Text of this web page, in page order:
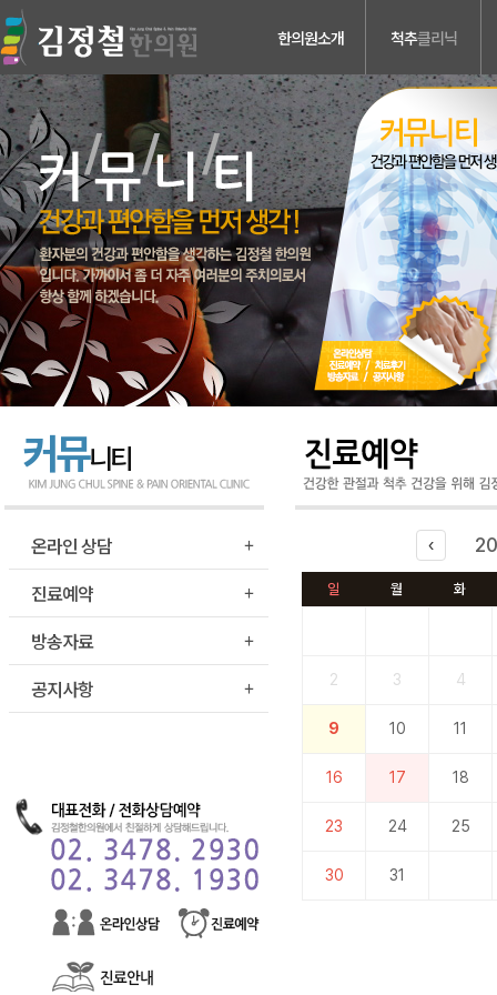
한의원소개 척추클리닉
의료진소개
진료안내
검사장비소개
치료장비소개
병원둘러보기
찾아오시는길
허리디스크
목디스크
척추관 협착증
척추분리증 &
척추전방전위증
척추수술후유증
커뮤니티
온라인 상담
진료예약
방송자료
공지사항
‹
일 월 화
2 3 4
9 10 11
16 17 18
23 24 25
30 31